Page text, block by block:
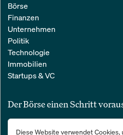
Börse
Finanzen
Unternehmen
Politik
Technologie
Immobilien
Startups & VC
Der Börse einen Schritt
Alle relevanten Nachrichten aus
einfachen E-Mail. 100 % kostenlos:
Diese Website verwendet